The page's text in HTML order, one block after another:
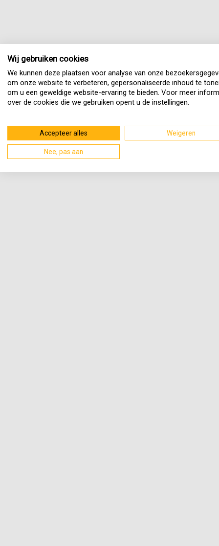
Wij gebruiken cookies
We kunnen deze plaatsen voor analyse van onze
om onze website te verbeteren, gepersonaliseerde inhoud te
om u een geweldige website-ervaring te bieden. Voor meer
over de cookies die we gebruiken opent u de instellingen.
Accepteer alles Weigeren
Nee, pas aan